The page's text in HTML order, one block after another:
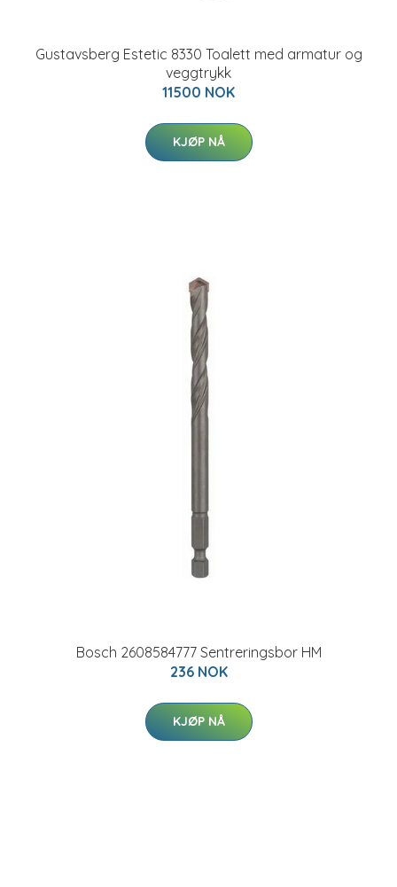
Gustavsberg Estetic 8330 Toalett med armatur og
veggtrykk
11500 NOK
KJØP NÅ
Bosch 2608584777 Sentreringsbor HM
236 NOK
KJØP NÅ